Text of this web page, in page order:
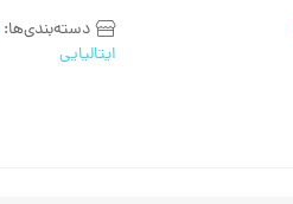
دسته‌بندی‌ها:
ایتالیایی